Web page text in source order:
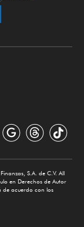
S.A. de C.V. All
en Derechos de Autor
de acuerdo con los